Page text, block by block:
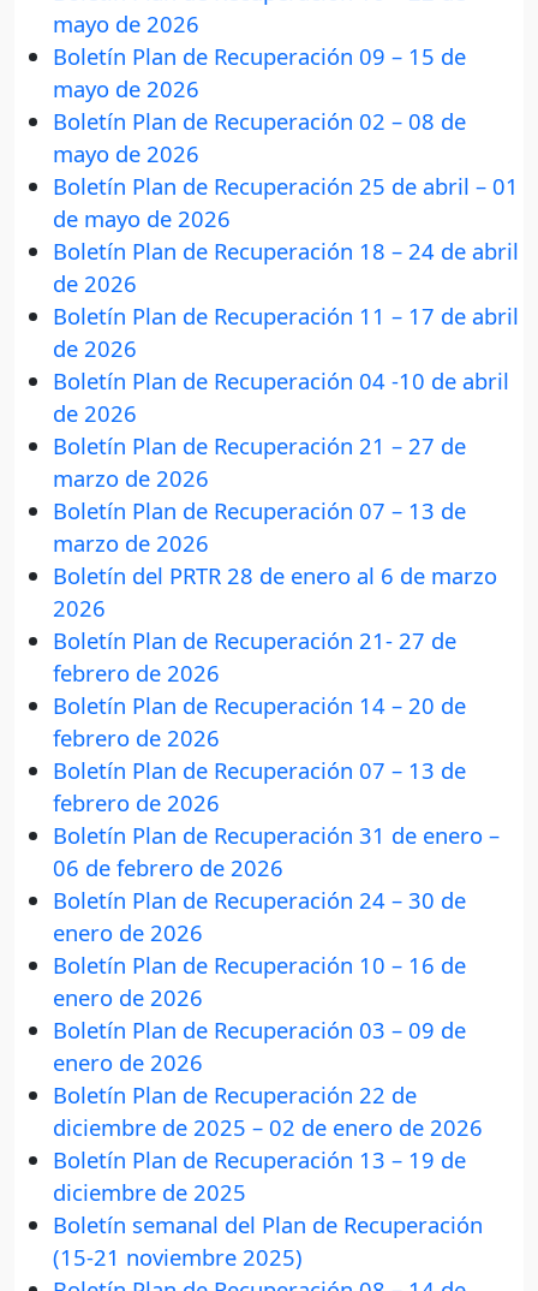
mayo de 2026
Boletín Plan de Recuperación 09 – 15 de
mayo de 2026
Boletín Plan de Recuperación 02 – 08 de
mayo de 2026
Boletín Plan de Recuperación 25 de abril – 01
de mayo de 2026
Boletín Plan de Recuperación 18 – 24 de abril
de 2026
Boletín Plan de Recuperación 11 – 17 de abril
de 2026
Boletín Plan de Recuperación 04 -10 de abril
de 2026
Boletín Plan de Recuperación 21 – 27 de
marzo de 2026
Boletín Plan de Recuperación 07 – 13 de
marzo de 2026
Boletín del PRTR 28 de enero al 6 de marzo
2026
Boletín Plan de Recuperación 21- 27 de
febrero de 2026
Boletín Plan de Recuperación 14 – 20 de
febrero de 2026
Boletín Plan de Recuperación 07 – 13 de
febrero de 2026
Boletín Plan de Recuperación 31 de enero –
06 de febrero de 2026
Boletín Plan de Recuperación 24 – 30 de
enero de 2026
Boletín Plan de Recuperación 10 – 16 de
enero de 2026
Boletín Plan de Recuperación 03 – 09 de
enero de 2026
Boletín Plan de Recuperación 22 de
diciembre de 2025 – 02 de enero de 2026
Boletín Plan de Recuperación 13 – 19 de
diciembre de 2025
Boletín semanal del Plan de Recuperación
(15-21 noviembre 2025)